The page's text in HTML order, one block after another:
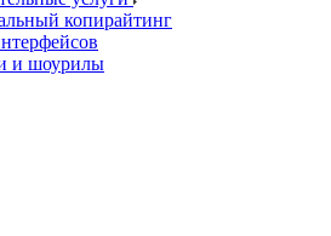
копирайтинг
и шоурилы